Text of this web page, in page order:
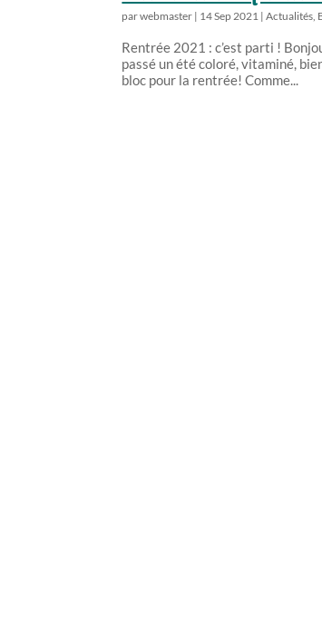
parwebmaster | 14 Sep 2021 |Actualités,
Rentrée 2021 : c’est parti !
passé un été coloré, vitaminé,
bloc pour la rentrée! Comme...